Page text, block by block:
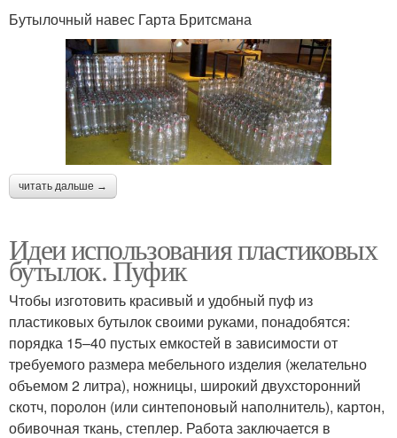
Бутылочный навес Гарта Бритсмана
читать дальше →
Идеи использования пластиковых
бутылок. Пуфик
Чтобы изготовить красивый и удобный пуф из
пластиковых бутылок своими руками, понадобятся:
порядка 15–40 пустых емкостей в зависимости от
требуемого размера мебельного изделия (желательно
объемом 2 литра), ножницы, широкий двухсторонний
скотч, поролон (или синтепоновый наполнитель), картон,
обивочная ткань, степлер. Работа заключается в